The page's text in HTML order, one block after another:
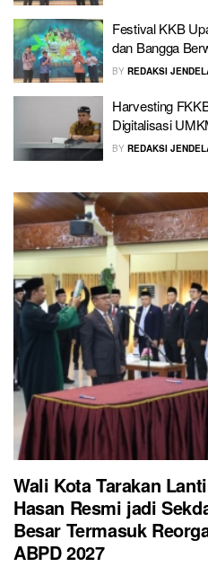
Festival KKB
dan Bangga
BY REDAKSI
Harvesting
Digitalisasi
BY REDAKSI
Wali Kota Tarakan
Hasan Resmi jadi
Besar Termasuk
ABPD 2027